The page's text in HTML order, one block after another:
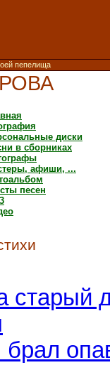
пепелища
диски
в сборниках
афиши, ...
песен
старый